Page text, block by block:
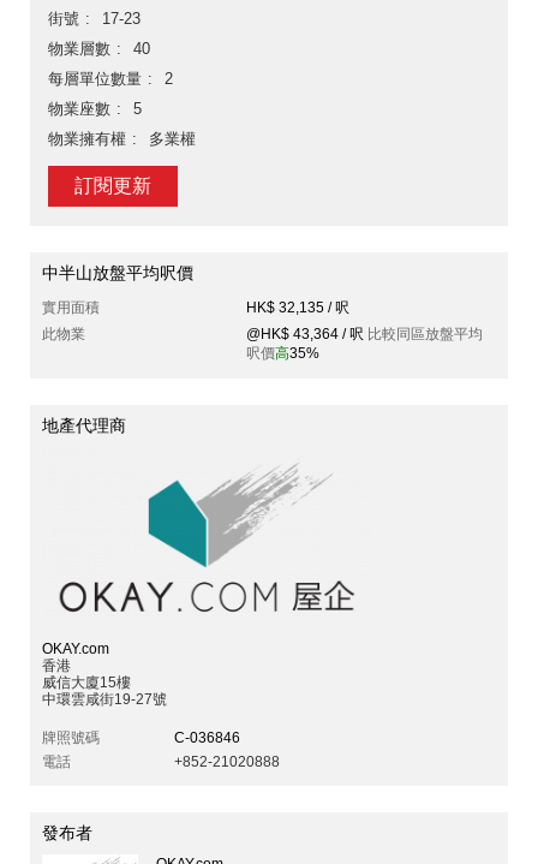
街號
17-23
物業層數
40
每層單位數量
2
物業座數
5
物業擁有權
多業權
訂閱更新
中半山放盤平均呎價
實用面積
HK$ 32,135 / 呎
此物業
@HK$ 43,364 / 呎 比較同區放盤平均
呎價高35%
地產代理商
OKAY.com
香港
威信大廈15樓
中環雲咸街19-27號
牌照號碼
C-036846
電話
+852-21020888
發布者